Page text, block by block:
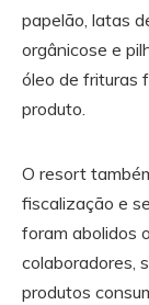
papelão, latas
orgânicose e
óleo de frituras
produto.
O resort
fiscalização e
foram abolidos
colaboradores,
produtos